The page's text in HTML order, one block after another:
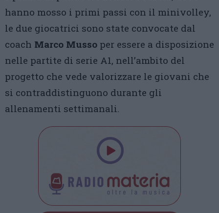
hanno mosso i primi passi con il minivolley,
le due giocatrici sono state convocate dal
coach Marco Musso per essere a disposizione
nelle partite di serie A1, nell’ambito del
progetto che vede valorizzare le giovani che
si contraddistinguono durante gli
allenamenti settimanali.